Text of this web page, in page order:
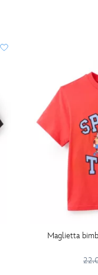
Maglietta